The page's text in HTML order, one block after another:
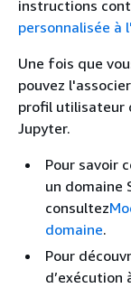
instructions
personnalisée à
Une fois que
pouvez
profil utilisateur
Jupyter.
Pour savoir
un domaine
consultez
domaine.
Pour